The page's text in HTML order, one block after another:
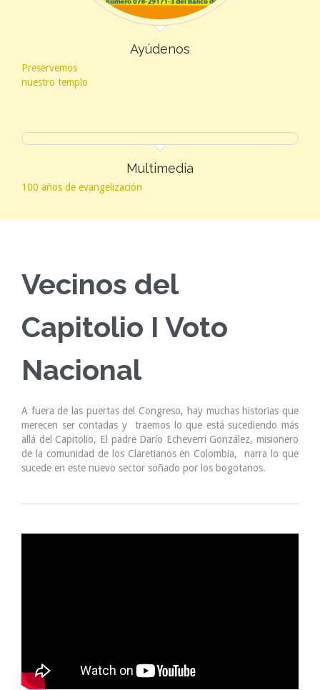
Ayúdenos
Preservemos
nuestro templo
Multimedia
100 años de evangelización
Vecinos del
Capitolio I Voto
Nacional
A fuera de las puertas del Congreso, hay muchas historias que
merecen ser contadas y traemos lo que está sucediendo más
allá del Capitolio, El padre Darío Echeverri González, misionero
de la comunidad de los Claretianos en Colombia, narra lo que
sucede en este nuevo sector soñado por los bogotanos.